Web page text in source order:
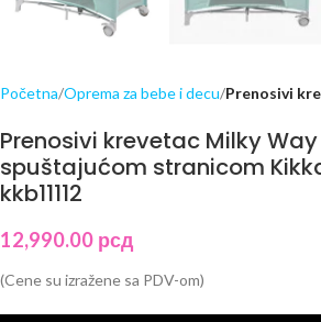
Početna Oprema za bebe i decu Prenosivi
Prenosivi krevetac Milky
spuštajućom stranicom
kkb11112
12,990.00 рсд
(Cene su izražene sa PDV-om)